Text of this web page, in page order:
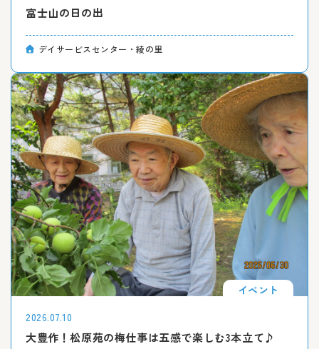
富士山の日の出
デイサービスセンター・綾の里
イベント
2026.07.10
大豊作！松原苑の梅仕事は五感で楽しむ3本立て♪